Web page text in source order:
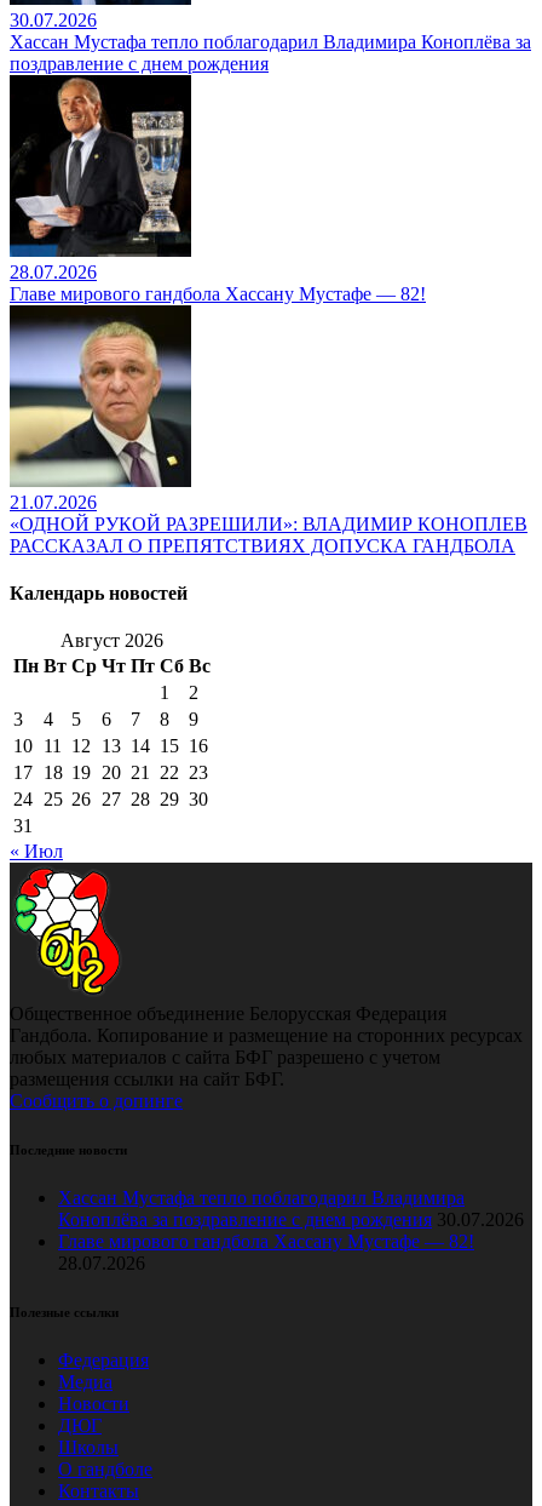
30.07.2026
Хассан Мустафа тепло поблагодарил Владимира Коноплёва за
поздравление с днем рождения
28.07.2026
Главе мирового гандбола Хассану Мустафе — 82!
21.07.2026
«ОДНОЙ РУКОЙ РАЗРЕШИЛИ»: ВЛАДИМИР КОНОПЛЕВ
РАССКАЗАЛ О ПРЕПЯТСТВИЯХ ДОПУСКА ГАНДБОЛА
Календарь новостей
Август 2026
Пн Вт Ср Чт Пт Сб Вс
1
2
3
4 5 6 7 8
9
10 11 12 13 14 15 16
17 18 19 20 21 22 23
24 25 26 27 28 29 30
31
« Июл
Общественное объединение Белорусская Федерация
Гандбола. Копирование и размещение на сторонних ресурсах
любых материалов с сайта БФГ разрешено с учетом
размещения ссылки на сайт БФГ.
Сообщить о допинге
Последние новости
Хассан Мустафа тепло поблагодарил Владимира
Коноплёва за поздравление с днем рождения 30.07.2026
Главе мирового гандбола Хассану Мустафе — 82!
28.07.2026
Полезные ссылки
Федерация
Медиа
Новости
ДЮГ
Школы
О гандболе
Контакты